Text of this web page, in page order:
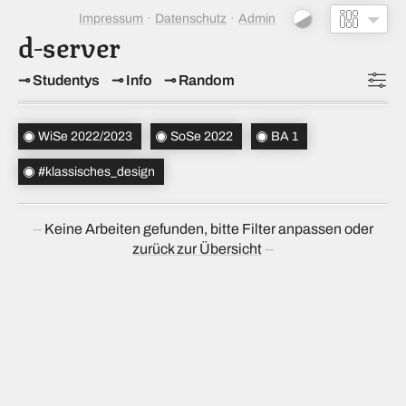
d-server
Studentys Info Random
Impressum Datenschutz Admin
Topics
Studiensemester
Bachelorsemester(1)
Sortierung(↝ zufällig)
WiSe 2022/2023 SoSe 2022 BA 1
#klassisches_design
Keine Arbeiten gefunden, bitte Filter anpassen oder
zurück zur Übersicht